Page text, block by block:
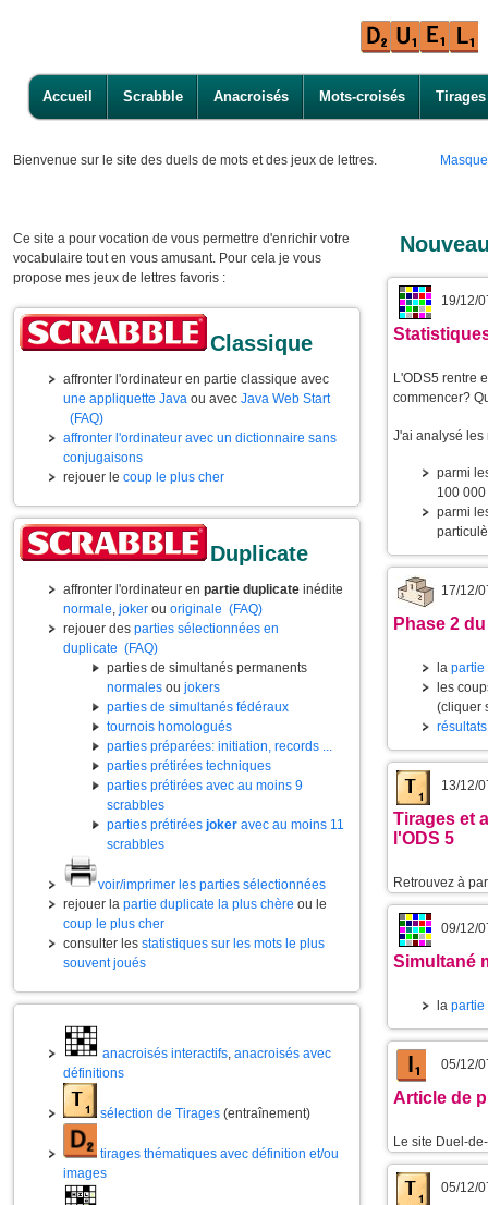
Accueil Scrabble Anacroisés Mots-croisés Tirages
Bienvenue sur le site des duels de mots et des jeux de lettres.
Ce site a pour vocation de vous permettre d'enrichir votre
vocabulaire tout en vous amusant. Pour cela je vous
propose mes jeux de lettres favoris :
Classique
affronter l'ordinateur en partie classique avec
une appliquette Java ou avec Java Web Start
(FAQ)
affronter l'ordinateur avec un dictionnaire sans
conjugaisons
rejouer le coup le plus cher
Duplicate
affronter l'ordinateur en partie duplicate inédite
normale, joker ou originale (FAQ)
rejouer des parties sélectionnées en
duplicate (FAQ)
parties de simultanés permanents
normales ou jokers
parties de simultanés fédéraux
tournois homologués
parties préparées: initiation, records ...
parties prétirées techniques
parties prétirées avec au moins 9
scrabbles
parties prétirées joker avec au moins 11
scrabbles
voir/imprimer les parties sélectionnées
rejouer la partie duplicate la plus chère ou le
coup le plus cher
consulter les statistiques sur les mots le plus
souvent joués
anacroisés interactifs, anacroisés avec
définitions
sélection de Tirages (entraînement)
tirages thématiques avec définition et/ou
images
19/12/
L'ODS5 rentre
commencer?
J'ai analysé
parmi
100
parmi
17/12/
Phase 2
la partie
les
(cliquer
13/12/
Tirages et
l'ODS 5
Retrouvez à
09/12/
Simultané
la partie
05/12/
Article de
Le site Duel-
05/12/